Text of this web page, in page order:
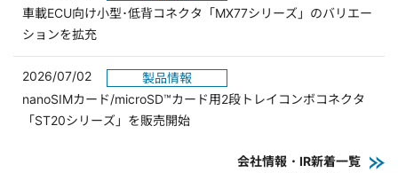
車載ECU向け小型･低背コネクタ「MX77シリーズ」のバリエー
ションを拡充
2026/07/02
製品情報
nanoSIMカード/microSD™カード用2段トレイコンボコネクタ
「ST20シリーズ」を販売開始
会社情報・IR新着一覧